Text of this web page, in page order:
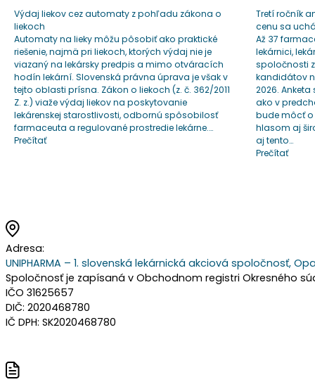
Výdaj liekov cez automaty z pohľadu zákona o
liekoch
Automaty na lieky môžu pôsobiť ako praktické
riešenie, najmä pri liekoch, ktorých výdaj nie je
viazaný na lekársky predpis a mimo otváracích
hodín lekární. Slovenská právna úprava je však v
tejto oblasti prísna. Zákon o liekoch (z. č. 362/2011
Z. z.) viaže výdaj liekov na poskytovanie
lekárenskej starostlivosti, odbornú spôsobilosť
farmaceuta a regulované prostredie lekárne.…
Prečítať
Tretí ročník
cenu sa
Až 37
lekárnici,
spoločnosti
kandidátov
2026.
ako v
bude môcť
hlasom aj
aj tento…
Prečítať
Adresa:
UNIPHARMA – 1. slovenská lekárnická akciová spoločnosť,
Spoločnosť je zapísaná v Obchodnom registri Okresného
IČO 31625657
DIČ: 2020468780
IČ DPH: SK2020468780